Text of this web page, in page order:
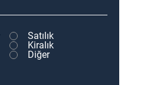
Satılık
Kiralık
Diğer